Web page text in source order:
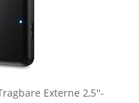
Externe 2,5''-